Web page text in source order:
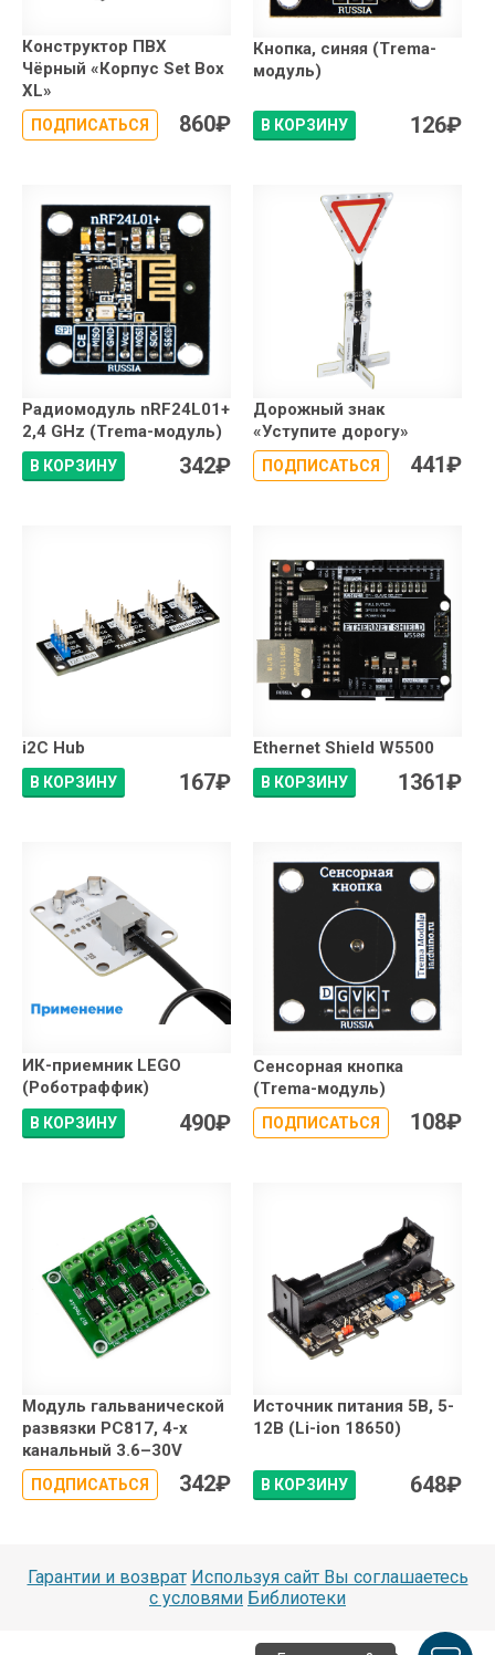
Конструктор ПВХ
Чёрный «Корпус Set Box
XL»
ПОДПИСАТЬСЯ 860₽
Кнопка, синяя (Trema-
модуль)
В КОРЗИНУ 126₽
Радиомодуль nRF24L01+
2,4 GHz (Trema-модуль)
В КОРЗИНУ 342₽
Дорожный знак
«Уступите дорогу»
ПОДПИСАТЬСЯ 441₽
i2C Hub
В КОРЗИНУ 167₽
Ethernet Shield W5500
В КОРЗИНУ 1361₽
ИК-приемник LEGO
(Роботраффик)
В КОРЗИНУ 490₽
Сенсорная кнопка
(Trema-модуль)
ПОДПИСАТЬСЯ 108₽
Модуль гальванической
развязки PC817, 4-х
канальный 3.6–30V
ПОДПИСАТЬСЯ 342₽
Источник питания 5В, 5-
12В (Li-ion 18650)
В КОРЗИНУ 648₽
Гарантии и возврат Используя сайт Вы соглашаетесь
с условями Библиотеки